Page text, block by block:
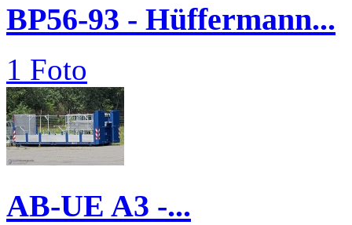
BP56-93 - Hüffermann...
1 Foto
AB-UE A3 -...